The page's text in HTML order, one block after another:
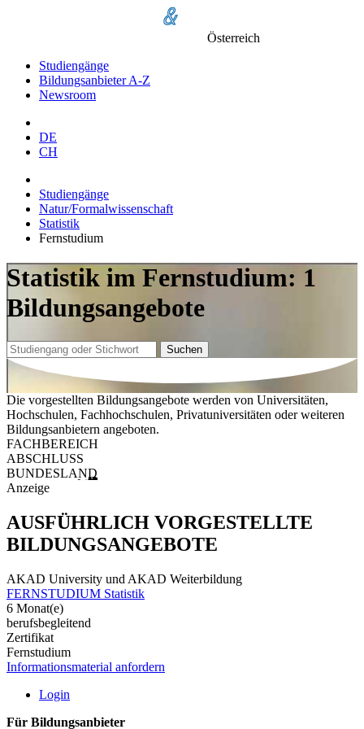
Österreich
Studiengänge
Bildungsanbieter A-Z
Newsroom
DE
CH
Studiengänge
Natur/Formalwissenschaft
Statistik
Fernstudium
Statistik im Fernstudium: 1
Bildungsangebote
Suchen
Die vorgestellten Bildungsangebote werden von Universitäten,
Hochschulen, Fachhochschulen, Privatuniversitäten oder weiteren
Bildungsanbietern angeboten.
FACHBEREICH
ABSCHLUSS
BUNDESLAND
Anzeige
AUSFÜHRLICH VORGESTELLTE
BILDUNGSANGEBOTE
AKAD University und AKAD Weiterbildung
FERNSTUDIUM Statistik
6 Monat(e)
berufsbegleitend
Zertifikat
Fernstudium
Informationsmaterial anfordern
Login
Für Bildungsanbieter